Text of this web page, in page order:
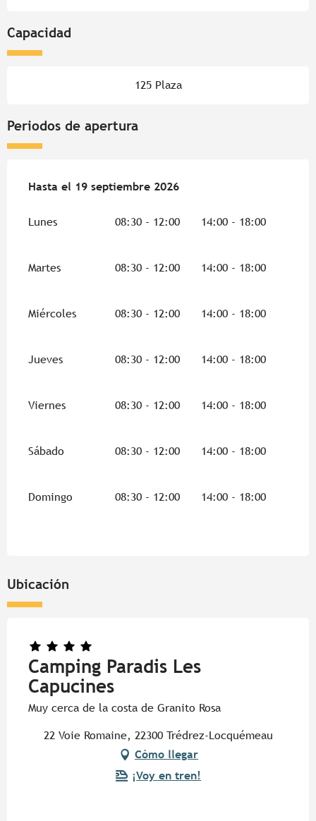
Capacidad
125 Plaza
Periodos de apertura
Del4 abril 2026al19 septiembre 2026
Hasta el 19 septiembre 2026
Lunes 08:30 - 12:00 14:00 - 18:00
Martes 08:30 - 12:00 14:00 - 18:00
Miércoles 08:30 - 12:00 14:00 - 18:00
Jueves 08:30 - 12:00 14:00 - 18:00
Viernes 08:30 - 12:00 14:00 - 18:00
Sábado 08:30 - 12:00 14:00 - 18:00
Domingo 08:30 - 12:00 14:00 - 18:00
Ubicación
Camping Paradis Les
Capucines
Muy cerca de la costa de Granito Rosa
22 Voie Romaine, 22300 Trédrez-Locquémeau
Cómo llegar
¡Voy en tren!